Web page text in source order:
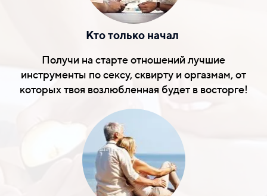
Кто только начал
Получи на старте отношений лучшие
инструменты по сексу, сквирту и оргазмам, от
которых твоя возлюбленная будет в восторге!